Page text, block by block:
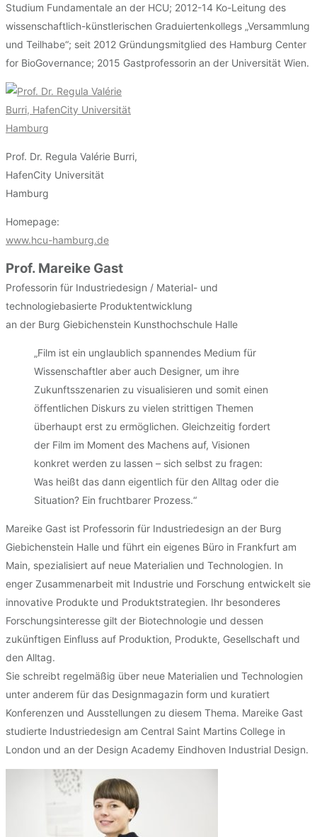
Studium Fundamentale an der HCU; 2012-14 Ko-Leitung des
wissenschaftlich-künstlerischen Graduiertenkollegs „Versammlung
und Teilhabe“; seit 2012 Gründungsmitglied des Hamburg Center
for BioGovernance; 2015 Gastprofessorin an der Universität Wien.
Prof. Dr. Regula Valérie Burri,
HafenCity Universität
Hamburg
Homepage:
www.hcu-hamburg.de
Prof. Mareike Gast
Professorin für Industriedesign / Material- und
technologiebasierte Produktentwicklung
an der Burg Giebichenstein Kunsthochschule Halle
„Film ist ein unglaublich spannendes Medium für
Wissenschaftler aber auch Designer, um ihre
Zukunftsszenarien zu visualisieren und somit einen
öffentlichen Diskurs zu vielen strittigen Themen
überhaupt erst zu ermöglichen. Gleichzeitig fordert
der Film im Moment des Machens auf, Visionen
konkret werden zu lassen – sich selbst zu fragen:
Was heißt das dann eigentlich für den Alltag oder die
Situation? Ein fruchtbarer Prozess.“
Mareike Gast ist Professorin für Industriedesign an der Burg
Giebichenstein Halle und führt ein eigenes Büro in Frankfurt am
Main, spezialisiert auf neue Materialien und Technologien. In
enger Zusammenarbeit mit Industrie und Forschung entwickelt sie
innovative Produkte und Produktstrategien. Ihr besonderes
Forschungsinteresse gilt der Biotechnologie und dessen
zukünftigen Einfluss auf Produktion, Produkte, Gesellschaft und
den Alltag.
Sie schreibt regelmäßig über neue Materialien und Technologien
unter anderem für das Designmagazin form und kuratiert
Konferenzen und Ausstellungen zu diesem Thema. Mareike Gast
studierte Industriedesign am Central Saint Martins College in
London und an der Design Academy Eindhoven Industrial Design.